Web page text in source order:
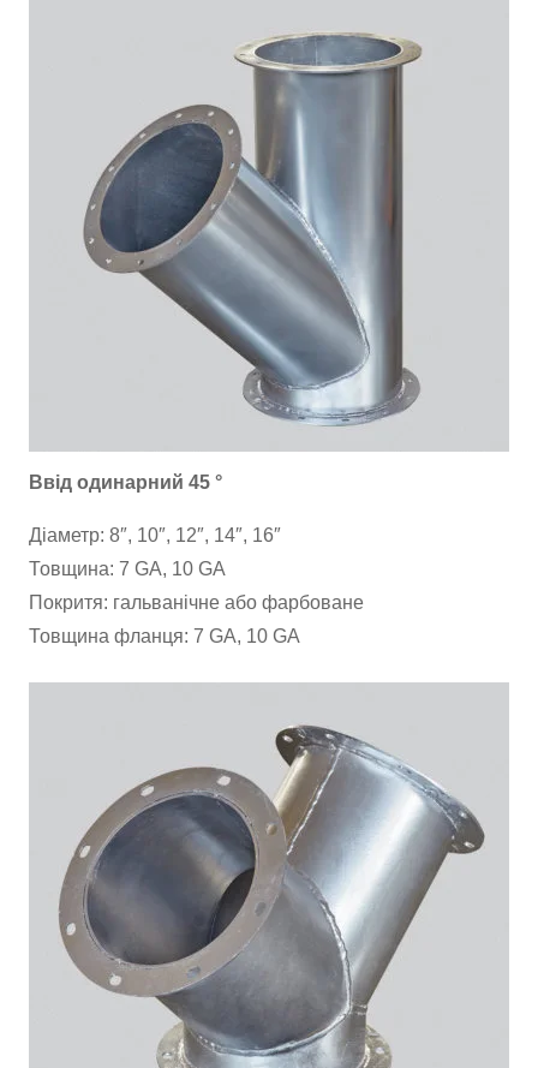
Ввід одинарний 45 °
Діаметр: 8″, 10″, 12″, 14″, 16″
Товщина: 7 GA, 10 GA
Покритя: гальванічне або фарбоване
Товщина фланця: 7 GA, 10 GA